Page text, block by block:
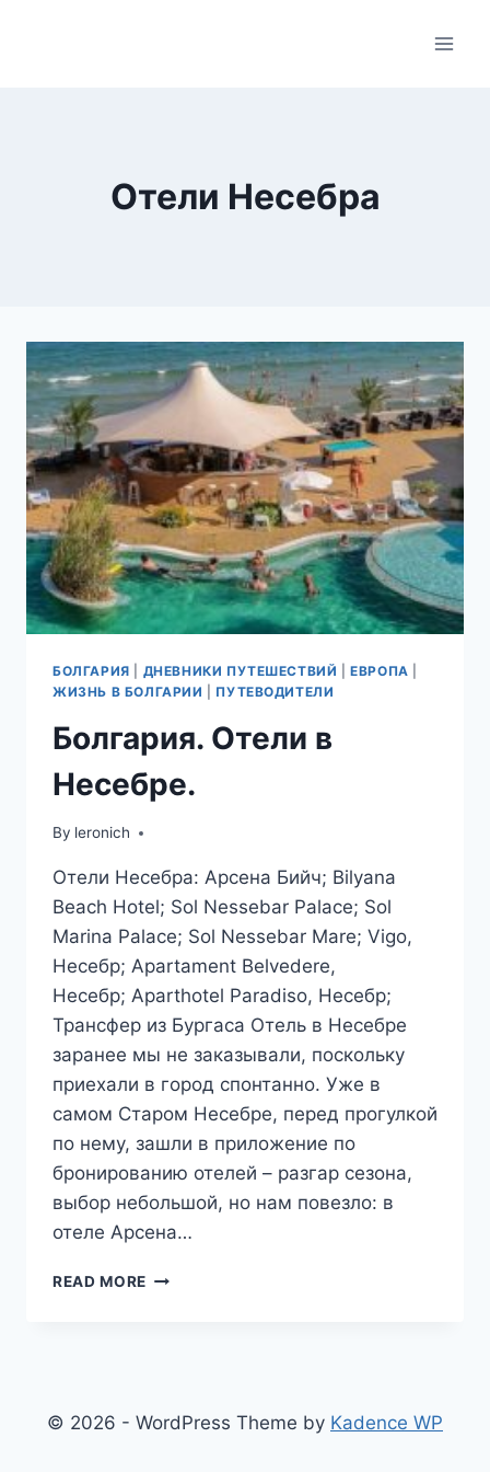
Отели Несебра
БОЛГАРИЯ ДНЕВНИКИ ПУТЕШЕСТВИЙ |ЕВРОПА
ЖИЗНЬ В БОЛГАРИИ
ПУТЕВОДИТЕЛИ
Болгария. Отели в
Несебре.
By leronich
Отели Несебра: Арсена Бийч; Bilyana
Beach Hotel; Sol Nessebar Palace; Sol
Marina Palace; Sol Nessebar Mare; Vigo,
Несебр; Apartament Belvedere,
Несебр; Aparthotel Paradiso, Несебр;
Трансфер из Бургаса Отель в Несебре
заранее мы не заказывали, поскольку
приехали в город спонтанно. Уже в
самом Старом Несебре, перед прогулкой
по нему, зашли в приложение по
бронированию отелей – разгар сезона,
выбор небольшой, но нам повезло: в
отеле Арсена…
READ MORE БОЛГАРИЯ.
© 2026 - WordPress Theme by Kadence WP